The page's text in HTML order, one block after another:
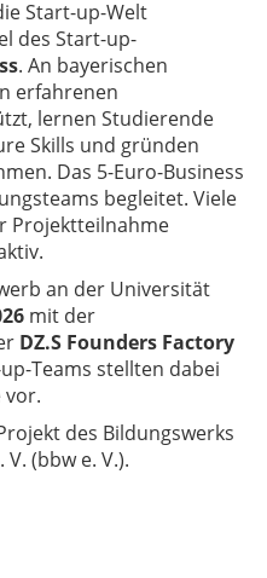
Start-up-Welt
des Start-up-
. An bayerischen
erfahrenen
lernen Studierende
Skills und gründen
Das 5-Euro-Business
begleitet. Viele
Projektteilnahme
an der Universität
mit der
DZ.S Founders Factory
Teams stellten dabei
vor.
des Bildungswerks
(bbw e. V.).